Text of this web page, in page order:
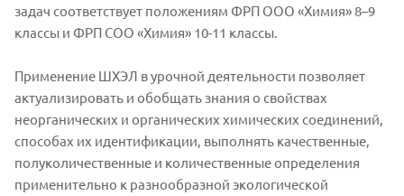
задач соответствует положениям ФРП ООО «Химия» 8–9
классы и ФРП СОО «Химия» 10-11 классы.
Применение ШХЭЛ в урочной деятельности позволяет
актуализировать и обобщать знания о свойствах
неорганических и органических химических соединений,
способах их идентификации, выполнять качественные,
полуколичественные и количественные определения
применительно к разнообразной экологической